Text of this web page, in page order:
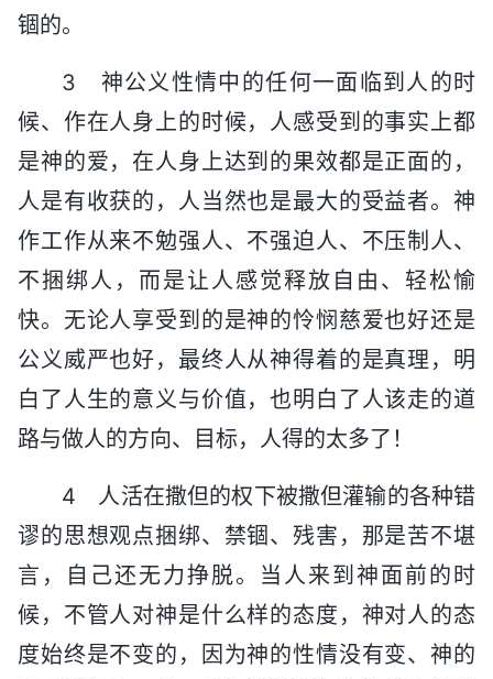
锢的。
3 神公义性情中的任何一面临到人的时
候、作在人身上的时候，人感受到的事实上都
是神的爱，在人身上达到的果效都是正面的，
人是有收获的，人当然也是最大的受益者。神
作工作从来不勉强人、不强迫人、不压制人、
不捆绑人，而是让人感觉释放自由、轻松愉
快。无论人享受到的是神的怜悯慈爱也好还是
公义威严也好，最终人从神得着的是真理，明
白了人生的意义与价值，也明白了人该走的道
路与做人的方向、目标，人得的太多了！
4 人活在撒但的权下被撒但灌输的各种错
谬的思想观点捆绑、禁锢、残害，那是苦不堪
言，自己还无力挣脱。当人来到神面前的时
候，不管人对神是什么样的态度，神对人的态
度始终是不变的，因为神的性情没有变、神的